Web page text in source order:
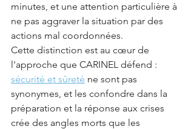
minutes, et une attention particulière à
ne pas aggraver la situation par des
actions mal coordonnées.
Cette distinction est au cœur de
l'approche que CARINEL défend :
sécurité et sûreté ne sont pas
synonymes, et les confondre dans la
préparation et la réponse aux crises
crée des angles morts que les